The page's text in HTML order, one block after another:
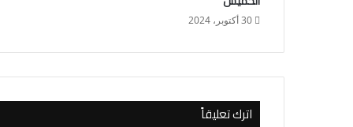
30 أكتوبر، 2024
اترك تعليقاً